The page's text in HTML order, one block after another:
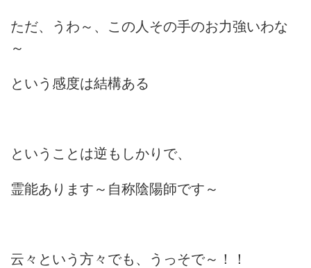
ただ、
うわ～、この人その手のお力強いわな
～
という感度は結構ある
ということは逆もしかりで、
霊能あります～自称陰陽師です～
云々という方々でも、うっそで～！！